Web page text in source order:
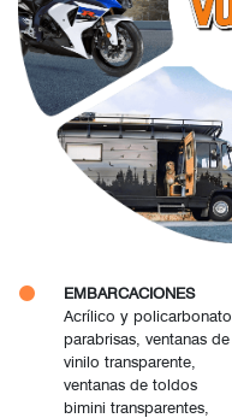
EMBARCACIONES
Acrílico y policarbonato,
parabrisas, ventanas de
vinilo transparente,
ventanas de toldos
bimini transparentes,